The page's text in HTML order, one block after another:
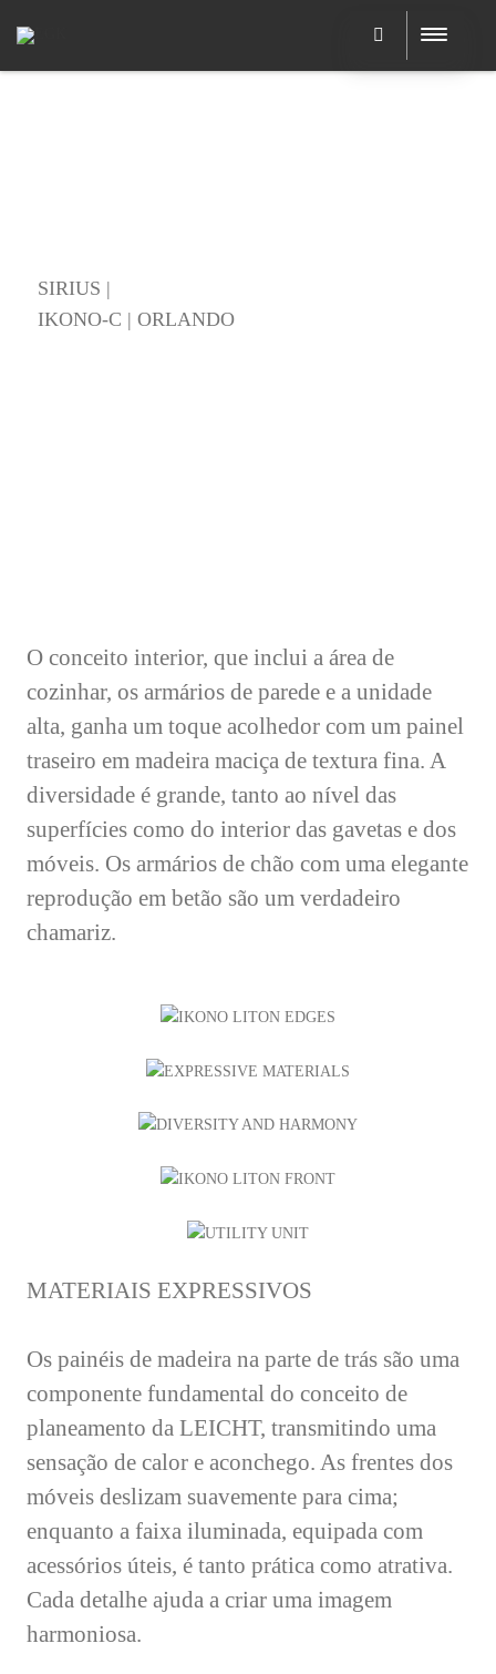
SIRIUS |
IKONO-C | ORLANDO
O conceito interior, que inclui a área de
cozinhar, os armários de parede e a unidade
alta, ganha um toque acolhedor com um painel
traseiro em madeira maciça de textura fina. A
diversidade é grande, tanto ao nível das
superfícies como do interior das gavetas e dos
móveis. Os armários de chão com uma elegante
reprodução em betão são um verdadeiro
chamariz.
MATERIAIS EXPRESSIVOS
Os painéis de madeira na parte de trás são uma
componente fundamental do conceito de
planeamento da LEICHT, transmitindo uma
sensação de calor e aconchego. As frentes dos
móveis deslizam suavemente para cima;
enquanto a faixa iluminada, equipada com
acessórios úteis, é tanto prática como atrativa.
Cada detalhe ajuda a criar uma imagem
harmoniosa.